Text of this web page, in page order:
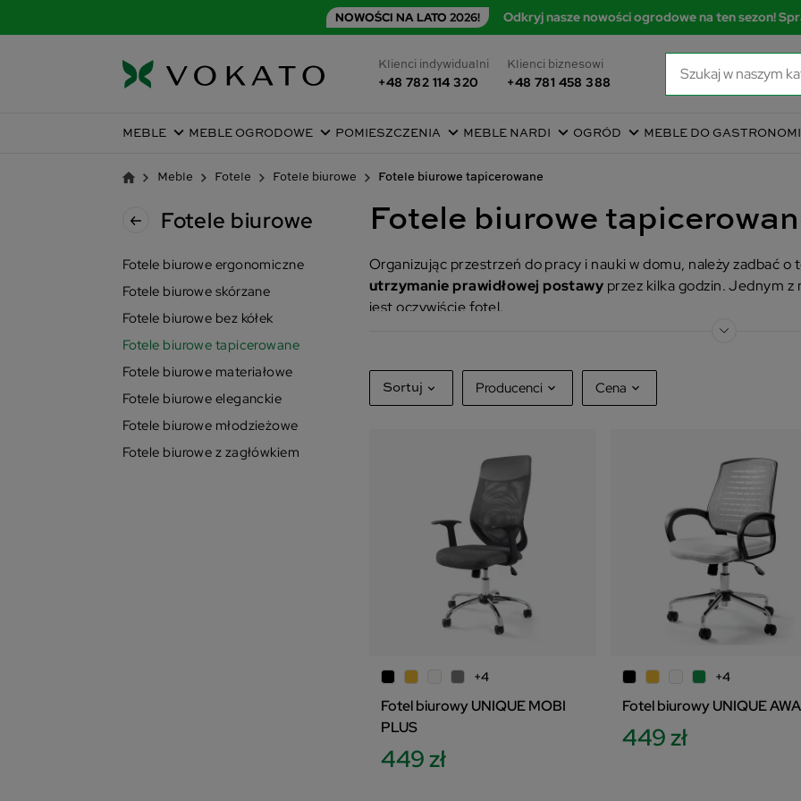
NOWOŚCI NA LATO 2026! Odkryj nasze nowości ogrodowe na ten sezon!
Klienci indywidualni
+48 782 114 320
Klienci biznesowi
+48 781 458 388
MEBLE MEBLE OGRODOWE POMIESZCZENIA MEBLE NARDI OGRÓD MEBLE DO
Meble Fotele Fotele biurowe Fotele biurowe tapicerowane
Fotele biurowe
Fotele biurowe ergonomiczne
Fotele biurowe skórzane
Fotele biurowe bez kółek
Fotele biurowe tapicerowane
Fotele biurowe materiałowe
Fotele biurowe eleganckie
Fotele biurowe młodzieżowe
Fotele biurowe z zagłówkiem
Fotele biurowe
Organizując przestrzeń do pracy i nauki w domu, należy zadbać o
utrzymanie prawidłowej postawy przez kilka godzin. Jednym
jest oczywiście fotel.
Sortuj
Najpierw nowe produkty
Nazwa, od A do Z
Nazwa, od Z do A
Cena, od najniższej do najwyższej
Cena, od najwyższej do najniższej
Losowo
Producenci
Cena
+4
Fotel biurowy UNIQUE MOBI
PLUS
449 zł
+4
Fotel biurowy UNIQUE
449 zł